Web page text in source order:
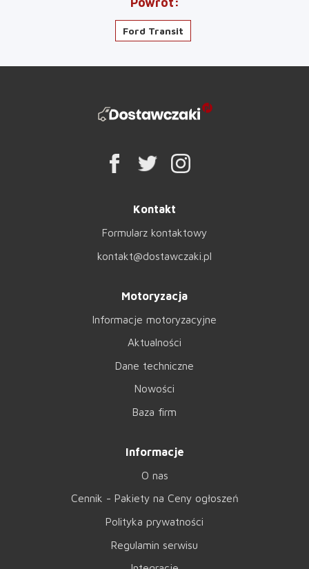
Ford Transit
Kontakt
Formularz kontaktowy
kontakt@dostawczaki.pl
Motoryzacja
Informacje motoryzacyjne
Aktualności
Dane techniczne
Nowości
Baza firm
Informacje
O nas
Cennik - Pakiety na Ceny ogłoszeń
Polityka prywatności
Regulamin serwisu